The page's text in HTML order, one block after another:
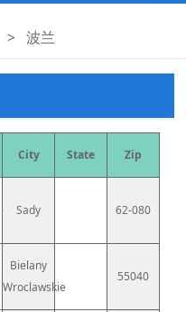
> 波兰
City State Zip
Sady 62-080
Bielany
Wroclawskie
55040